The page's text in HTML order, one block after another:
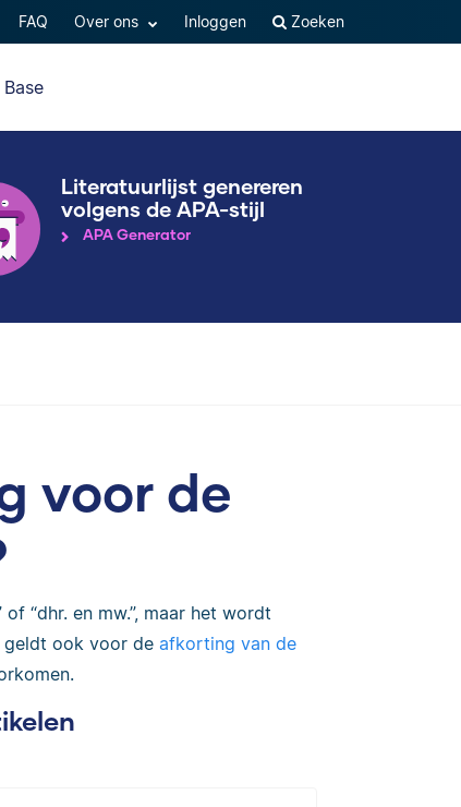
FAQ Over ons Inloggen Zoeken
Literatuurlijst genereren
volgens de APA-stijl
APA Generator
voor de
“dhr. en mw.”, maar het wordt
geldt ook voor de afkorting van de